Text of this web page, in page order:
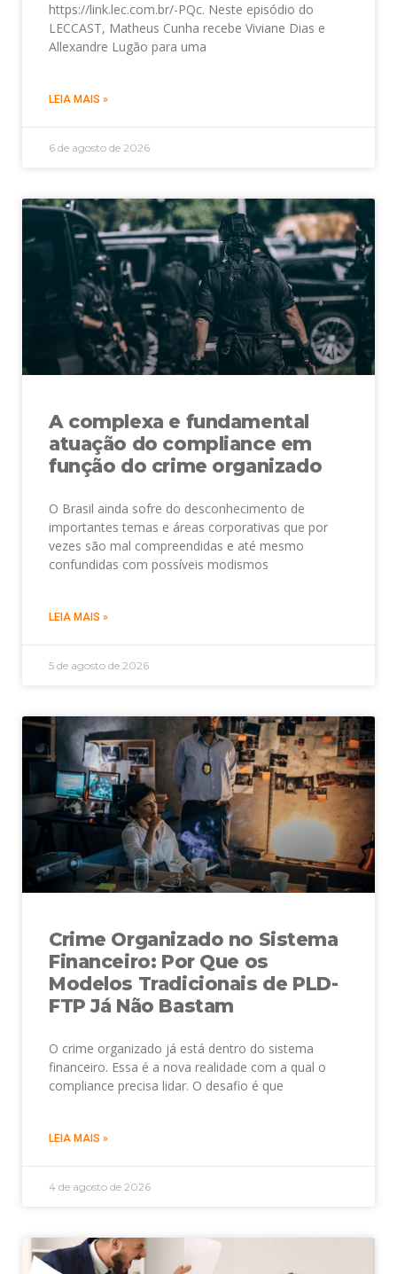
https://link.lec.com.br/-PQc. Neste episódio do
LECCAST, Matheus Cunha recebe Viviane Dias e
Allexandre Lugão para uma
LEIA MAIS »
6 de agosto de 2026
A complexa e fundamental
atuação do compliance em
função do crime organizado
O Brasil ainda sofre do desconhecimento de
importantes temas e áreas corporativas que por
vezes são mal compreendidas e até mesmo
confundidas com possíveis modismos
LEIA MAIS »
5 de agosto de 2026
Crime Organizado no Sistema
Financeiro: Por Que os
Modelos Tradicionais de PLD-
FTP Já Não Bastam
O crime organizado já está dentro do sistema
financeiro. Essa é a nova realidade com a qual o
compliance precisa lidar. O desafio é que
LEIA MAIS »
4 de agosto de 2026